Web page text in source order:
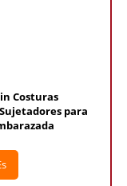
Costuras
para